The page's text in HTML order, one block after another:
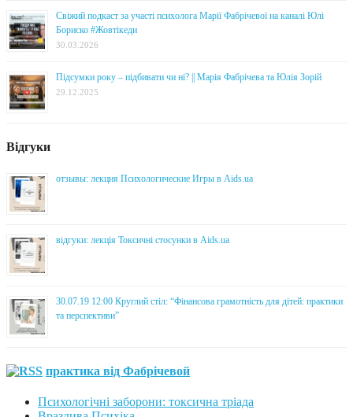
Свіжий подкаст за участі психолога Марії Фабрічевої на каналі Юлі
Бориско #Жовтікеди
30.03.2026
Підсумки року – підбивати чи ні? || Марія Фабрічева та Юлія Зорій
29.12.2025
Відгуки
отзывы: лекция Психологические Игры в Aids.ua
відгуки: лекція Токсичні стосунки в Aids.ua
30.07.19 12:00 Круглий стіл: “Фінансова грамотність для дітей: практики
та перспективи”
практика від Фабрічевой
Психологічні заборони: токсична тріада